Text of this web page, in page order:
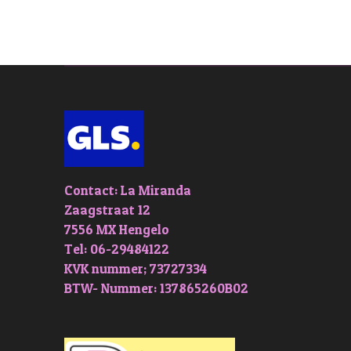
Contact: La Miranda
Zaagstraat 12
7556 MX Hengelo
Tel: 06-29484122
KVK nummer; 73727334
BTW- Nummer: 137865260B02